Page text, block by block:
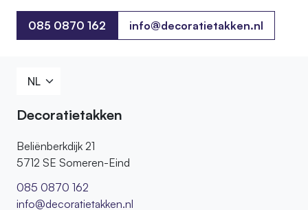
085 0870 162
085 0870 162
info@decoratietakken.nl
Decoratietakken
Beliënberkdijk 21
5712 SE Someren-Eind
085 0870 162
info@decoratietakken.nl